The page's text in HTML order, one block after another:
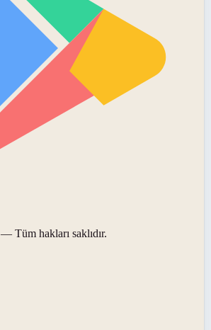
— Tüm hakları saklıdır.